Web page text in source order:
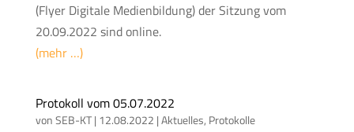
(Flyer Digitale Medienbildung) der Sitzung vom
20.09.2022 sind online.
(mehr …)
Protokoll vom 05.07.2022
vonSEB-KT| 12.08.2022 |Aktuelles, Protokolle